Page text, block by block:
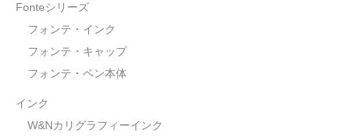
Fonteシリーズ
フォンテ・インク
フォンテ・キャップ
フォンテ・ペン本体
インク
W&Nカリグラフィーインク